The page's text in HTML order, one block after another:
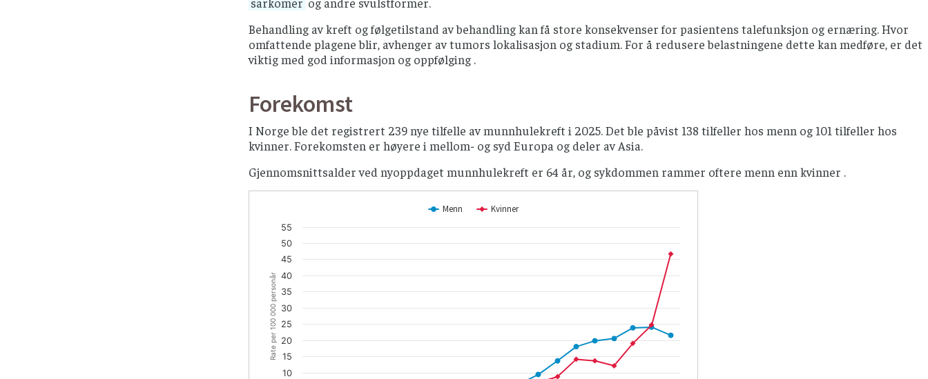
Behandling av kreft og følgetilstand av behandling kan få store konsekvenser for pasientens talefunksjon og ernæring. Hvor
omfattende plagene blir, avhenger av tumors lokalisasjon og stadium. For å redusere belastningene dette kan medføre, er det
viktig med god informasjon og oppfølging .
Forekomst
I Norge ble det registrert 239 nye tilfelle av munnhulekreft i 2025. Det ble påvist 138 tilfeller hos menn og 101 tilfeller hos
kvinner. Forekomsten er høyere i mellom- og syd Europa og deler av Asia.
Gjennomsnittsalder ved nyoppdaget munnhulekreft er 64 år, og sykdommen rammer oftere menn enn kvinner .
Rate per 100 000 personår
Menn Kvinner
10
15
20
25
30
35
40
45
50
55